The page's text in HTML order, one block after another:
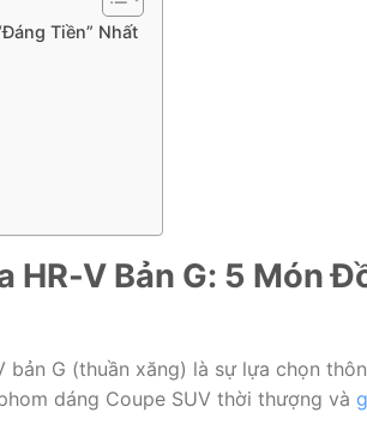
Tiền” Nhất
HR-V Bản G: 5 Món
bản G (thuần xăng) là sự lựa chọn
dáng Coupe SUV thời thượng và